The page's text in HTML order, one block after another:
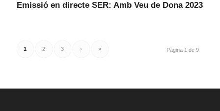
Emissió en directe SER: Amb Veu de Dona 2023
Pàgina 1 de 9
1 2 3 › »